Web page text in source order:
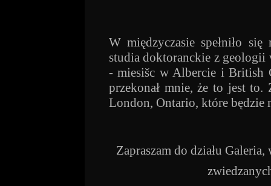
W międzyczasie spełniło
studia doktoranckie z geologii
- miesišc w Albercie i British
przekonał mnie, że to jest
London, Ontario, które będzie
Zapraszam do działu